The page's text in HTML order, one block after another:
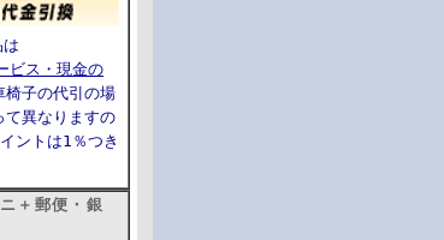
ビス・現金の
子の代引の場
て異なりますの
ントは1％つき
＋郵便・銀